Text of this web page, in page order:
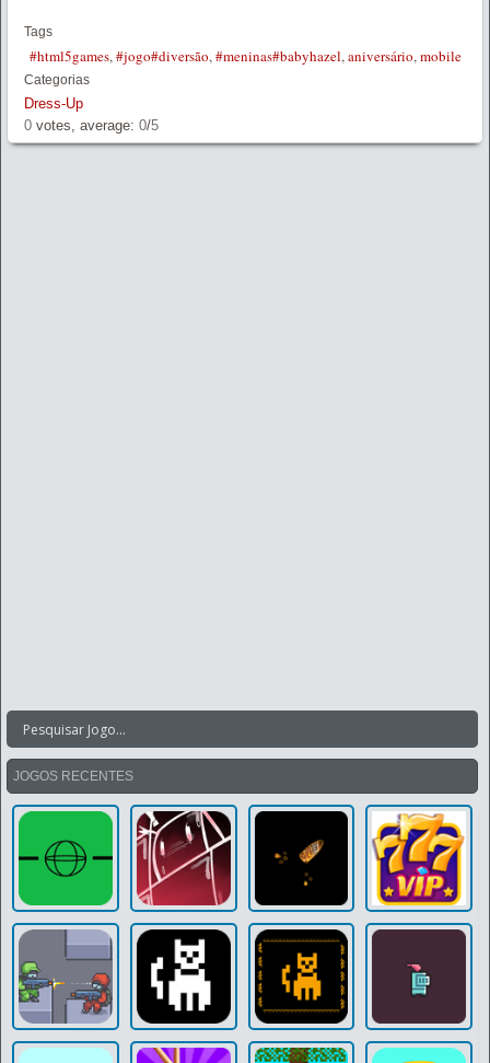
Tags
#html5games,#jogo#diversão,#meninas#babyhazel,aniversário,mobile
Categorias
Dress-Up
0 votes, average: 0/5
JOGOS RECENTES